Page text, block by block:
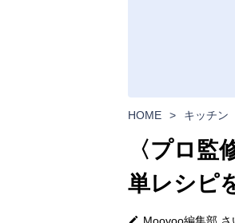
HOME > キッチン
〈プロ
単レシピ
Moovoo編集部,さ